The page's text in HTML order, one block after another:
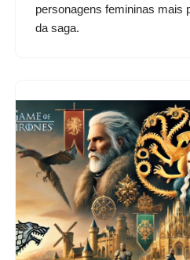
personagens femininas mais
da saga.